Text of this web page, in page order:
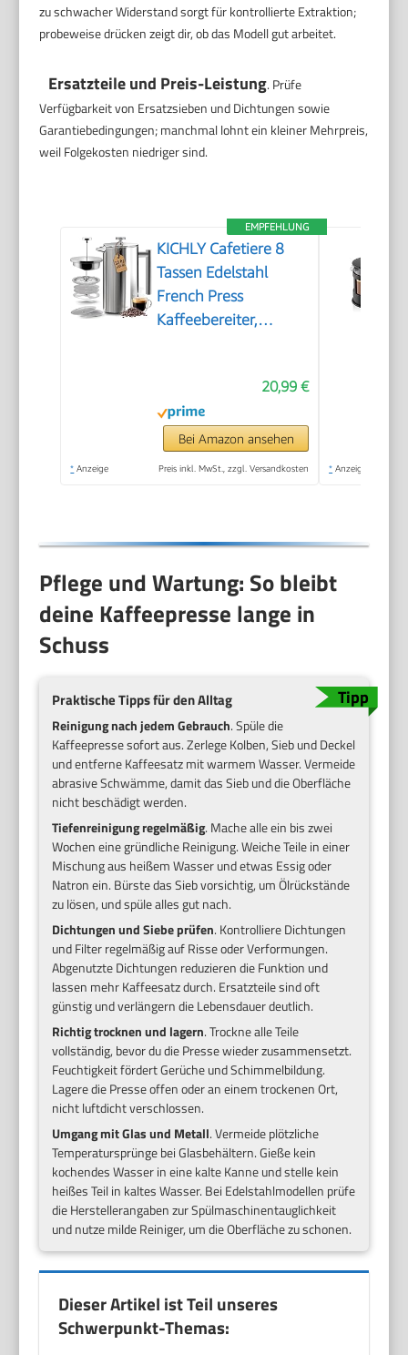
zu schwacher Widerstand sorgt für kontrollierte Extraktion;
probeweise drücken zeigt dir, ob das Modell gut arbeitet.
Ersatzteile und Preis-Leistung. Prüfe
Verfügbarkeit von Ersatzsieben und Dichtungen sowie
Garantiebedingungen; manchmal lohnt ein kleiner Mehrpreis,
weil Folgekosten niedriger sind.
EMPFEHLUNG
KICHLY Cafetiere 8
Tassen Edelstahl
French Press
Kaffeebereiter,
Filtrationssystem –
Doppelwandig
Isolierte Kaffettiere
mit 1 Extra Filter –
20,99 €
Bei Amazon ansehen
* Anzeige Preis inkl. MwSt., zzgl. Versandkosten * Anzeige
Pflege und Wartung: So bleibt
deine Kaffeepresse lange in
Schuss
Praktische Tipps für den Alltag
Reinigung nach jedem Gebrauch. Spüle die
Kaffeepresse sofort aus. Zerlege Kolben, Sieb und Deckel
und entferne Kaffeesatz mit warmem Wasser. Vermeide
abrasive Schwämme, damit das Sieb und die Oberfläche
nicht beschädigt werden.
Tiefenreinigung regelmäßig. Mache alle ein bis zwei
Wochen eine gründliche Reinigung. Weiche Teile in einer
Mischung aus heißem Wasser und etwas Essig oder
Natron ein. Bürste das Sieb vorsichtig, um Ölrückstände
zu lösen, und spüle alles gut nach.
Dichtungen und Siebe prüfen. Kontrolliere Dichtungen
und Filter regelmäßig auf Risse oder Verformungen.
Abgenutzte Dichtungen reduzieren die Funktion und
lassen mehr Kaffeesatz durch. Ersatzteile sind oft
günstig und verlängern die Lebensdauer deutlich.
Richtig trocknen und lagern. Trockne alle Teile
vollständig, bevor du die Presse wieder zusammensetzt.
Feuchtigkeit fördert Gerüche und Schimmelbildung.
Lagere die Presse offen oder an einem trockenen Ort,
nicht luftdicht verschlossen.
Umgang mit Glas und Metall. Vermeide plötzliche
Temperatursprünge bei Glasbehältern. Gieße kein
kochendes Wasser in eine kalte Kanne und stelle kein
heißes Teil in kaltes Wasser. Bei Edelstahlmodellen prüfe
die Herstellerangaben zur Spülmaschinentauglichkeit
und nutze milde Reiniger, um die Oberfläche zu schonen.
Dieser Artikel ist Teil unseres
Schwerpunkt-Themas: